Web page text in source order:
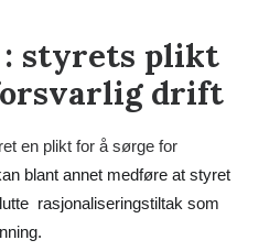
styrets plikt
drift
en plikt for å sørge for
blant annet medføre at styret
rasjonaliseringstiltak som